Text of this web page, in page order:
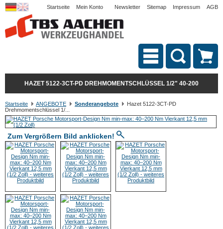
Startseite Mein Konto Newsletter Sitemap Impressum AGB
HAZET 5122-3CT-PD DREHMOMENTSCHLÜSSEL 1/2" 40-200
Startseite ANGEBOTE Sonderangebote
Hazet 5122-3CT-PD
Drehmomentschlüssel 1/...
Zum Vergrößern Bild anklicken!